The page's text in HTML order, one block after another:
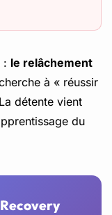
: le relâchement
à « réussir
détente vient
du